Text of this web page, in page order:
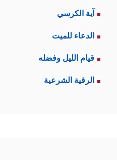
آية الكرسي
الدعاء للميت
قيام الليل وفضله
الرقية الشرعية